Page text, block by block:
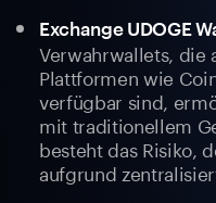
Exchange UDOGE
Verwahrwallets, die
Plattformen wie
verfügbar sind,
mit traditionellem
besteht das Risiko,
aufgrund